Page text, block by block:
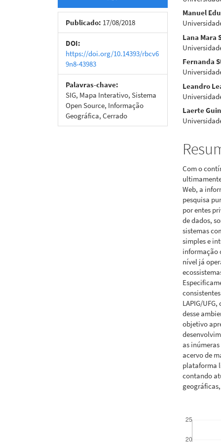
lateral
de
artigos
Publicado: 17/08/2018
DOI:
https://doi.org/10.14393/rbcv6
9n8-43983
Palavras-chave:
SIG, Mapa Interativo, Sistema
Open Source, Informação
Geográfica, Cerrado
do
artigo
Manuel
Lana Mara
Fernanda
Leandro
Laerte
Com o
Web, a
pesquisa
por entes
de dados,
sistemas
simples e
informação
nível já
LAPIG/
desse
objetivo
as
acervo de
plataforma
contando